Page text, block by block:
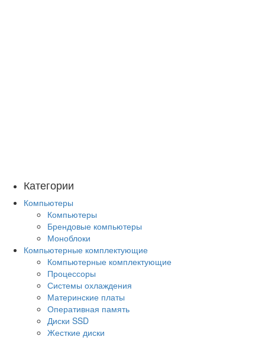
Категории
Компьютеры
Компьютеры
Брендовые компьютеры
Моноблоки
Компьютерные комплектующие
Компьютерные комплектующие
Процессоры
Системы охлаждения
Материнские платы
Оперативная память
Диски SSD
Жесткие диски